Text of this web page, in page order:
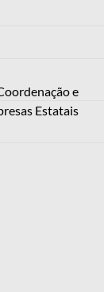
e
Estatais